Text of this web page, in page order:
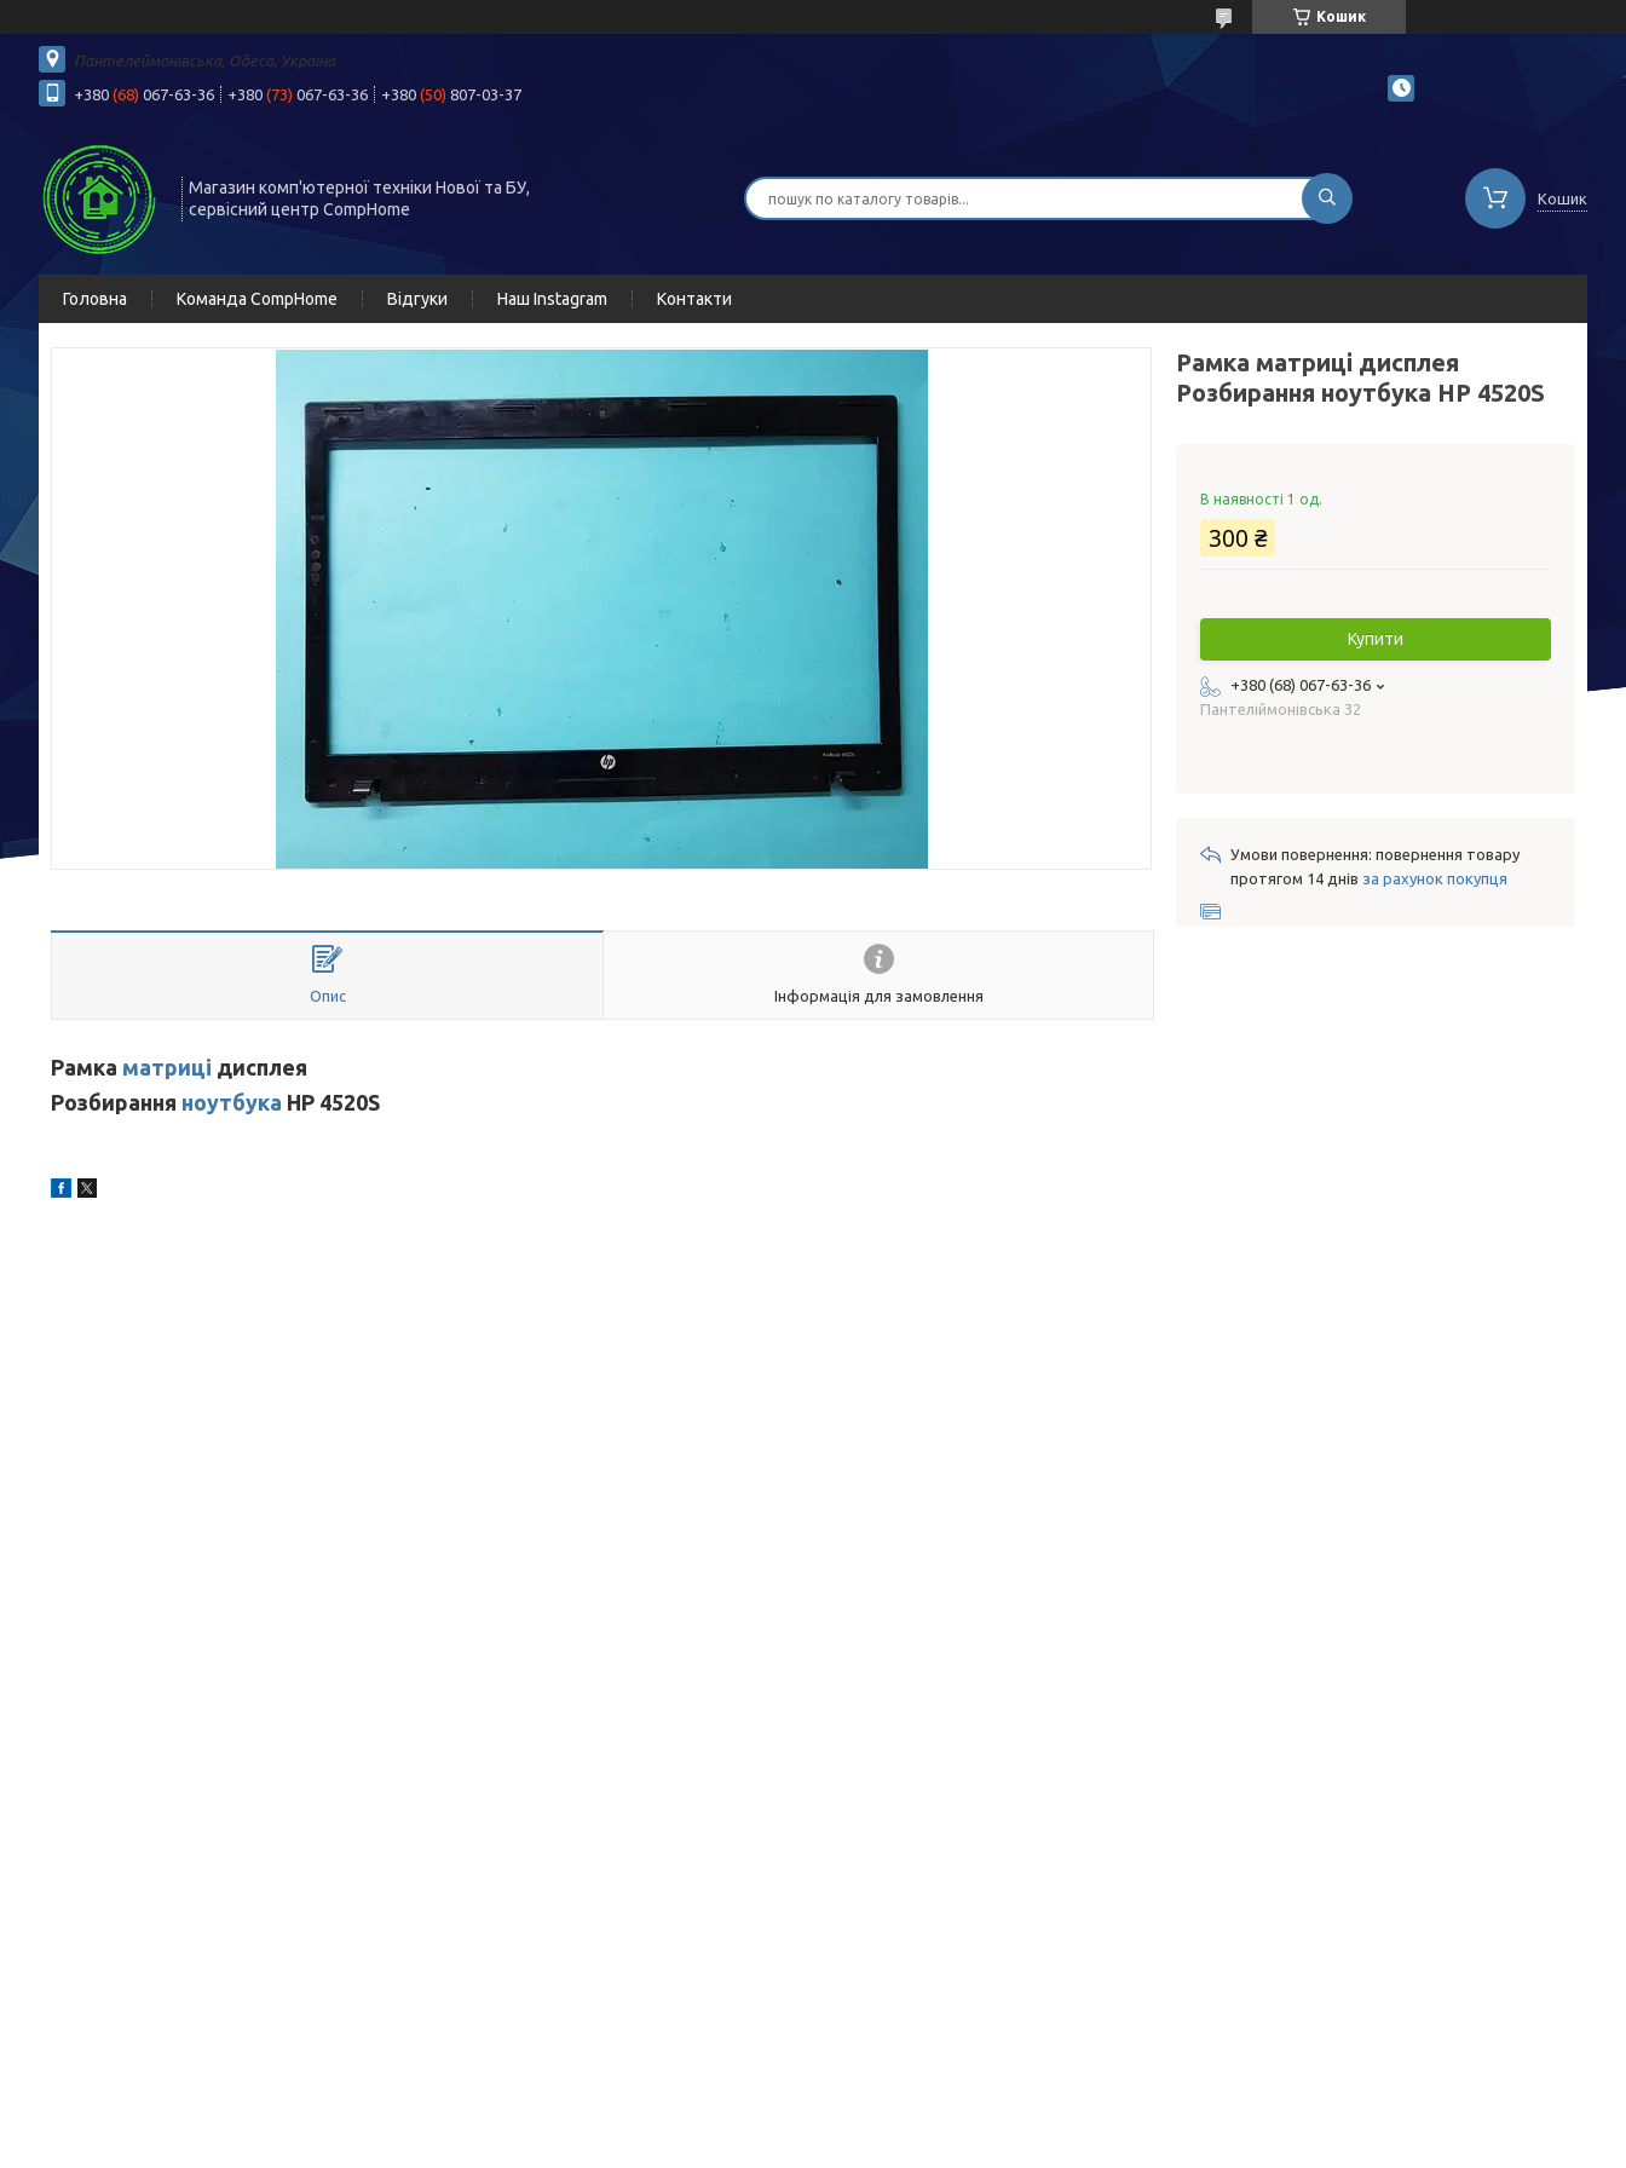
Кошик
Пантелеймонівська, Одеса, Україна
+380 (68) 067-63-36 +380 (73) 067-63-36 +380 (50) 807-03-37
Магазин комп'ютерної техніки Нової та БУ,
сервісний центр CompHome
Кошик
Головна Команда CompHome Відгуки Наш Instagram Контакти
Опис Інформація для замовлення
Рамка матриці дисплея
Розбирання ноутбука HP 4520S
Рамка матриці дисплея
Розбирання ноутбука HP 4520S
В наявності 1 од.
300 ₴
Купити
+380 (68) 067-63-36
Пантеліймонівська 32
повернення товару
протягом 14 днів за рахунок покупця